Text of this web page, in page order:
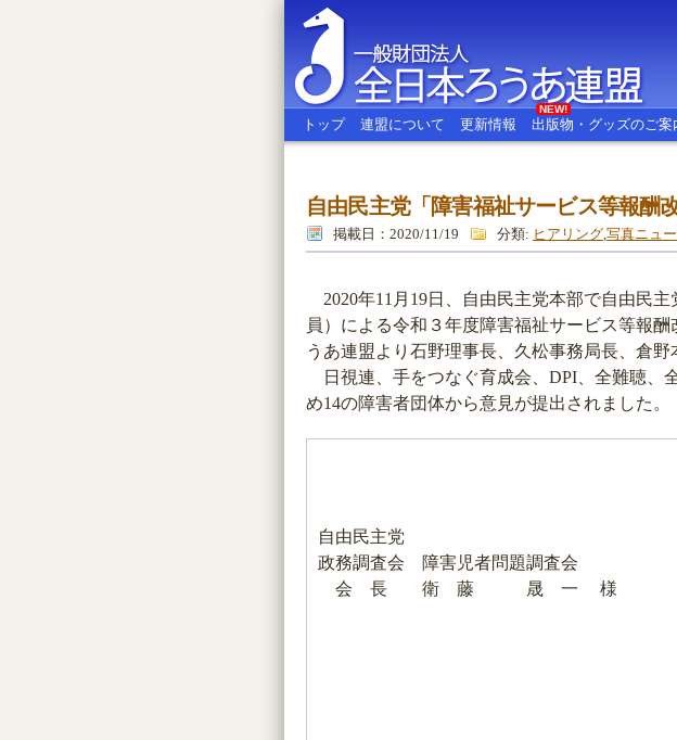
全日本ろうあ連盟
トップ
連盟について 更新情報 出版物・グッズのご案
NEW!
自由民主党「障害福祉サービス等報酬
掲載日：2020/11/19 分類: ヒアリング,写真ニュ
2020年11月19日、自由民主党本部で自由
員）による令和３年度障害福祉サービス等報
うあ連盟より石野理事長、久松事務局長、倉野
日視連、手をつなぐ育成会、DPI、全難聴、
め14の障害者団体から意見が提出されました。
自由民主党
政務調査会 障害児者問題調査会
会 長 衛 藤 晟 一 様